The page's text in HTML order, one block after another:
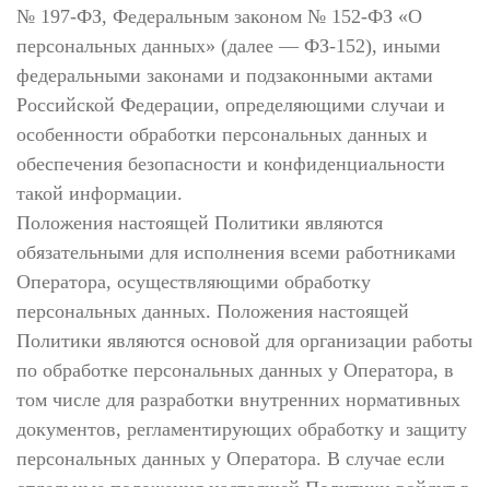
№ 197-ФЗ, Федеральным законом № 152-ФЗ «О
персональных данных» (далее — ФЗ-152), иными
федеральными законами и подзаконными актами
Российской Федерации, определяющими случаи и
особенности обработки персональных данных и
обеспечения безопасности и конфиденциальности
такой информации.
Положения настоящей Политики являются
обязательными для исполнения всеми работниками
Оператора, осуществляющими обработку
персональных данных. Положения настоящей
Политики являются основой для организации работы
по обработке персональных данных у Оператора, в
том числе для разработки внутренних нормативных
документов, регламентирующих обработку и защиту
персональных данных у Оператора. В случае если